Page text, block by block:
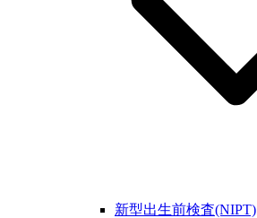
新型出生前検査(NIPT)